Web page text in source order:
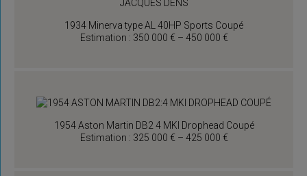
1934 Minerva type AL 40HP Sports Coupé
Estimation : 350 000 € – 450 000 €
1954 Aston Martin DB2 4 MKI Drophead Coupé
Estimation : 325 000 € – 425 000 €